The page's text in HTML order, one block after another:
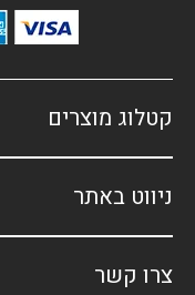
קטלוג מוצרים
ניווט באתר
צרו קשר